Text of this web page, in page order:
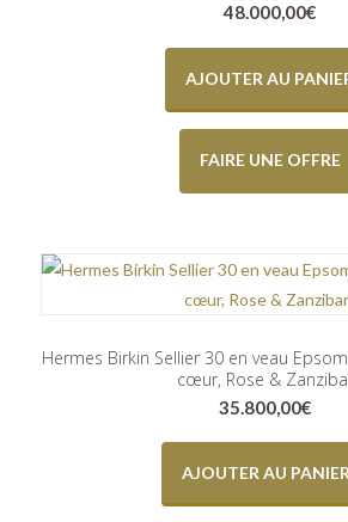
48.000,00€
AJOUTER AU
FAIRE UNE OFFRE
Hermes Birkin Sellier 30 en veau
cœur, Rose &
35.800,00€
AJOUTER AU PANIER